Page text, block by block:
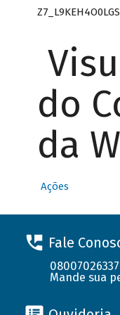
do
da
Ações
Fale
08007026337
Mande sua